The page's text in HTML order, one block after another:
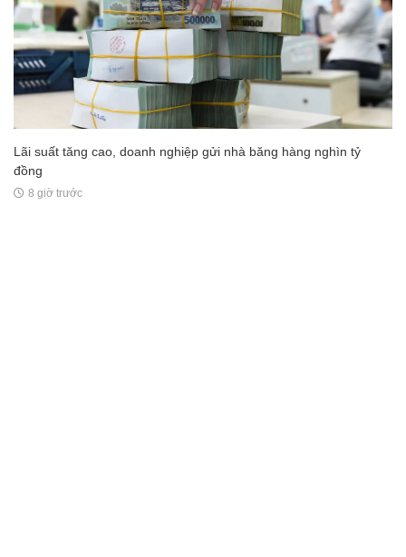
Lãi suất tăng cao, doanh nghiệp gửi nhà băng hàng nghìn tỷ
đồng
8 giờ trước